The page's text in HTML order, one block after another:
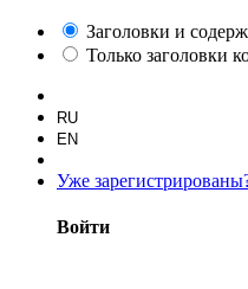
Заголовки и
Только заголовки
RU
EN
Уже
Войти